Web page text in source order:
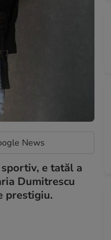
News
e tatăl a
Dumitrescu
prestigiu.